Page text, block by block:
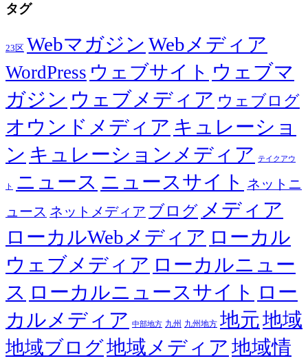
タグ
23区 Webマガジン Webメディア
WordPress ウェブサイト ウェブマ
ガジン ウェブメディア ウェブログ
オウンドメディア キュレーショ
ン キュレーションメディア テイクアウ
ト ニュース ニュースサイト ネットニ
ュース ネットメディア ブログ メディア
ローカルWebメディア ローカル
ウェブメディア ローカルニュー
ス ローカルニュースサイト ロー
カルメディア 中部地方 九州 九州地方 地元地域
地域ブログ地域メディア 地域情